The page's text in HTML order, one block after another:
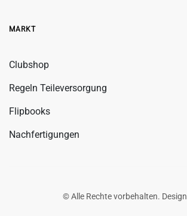
MARKT
Clubshop
Regeln Teileversorgung
Flipbooks
Nachfertigungen
© Alle Rechte vorbehalten. Design